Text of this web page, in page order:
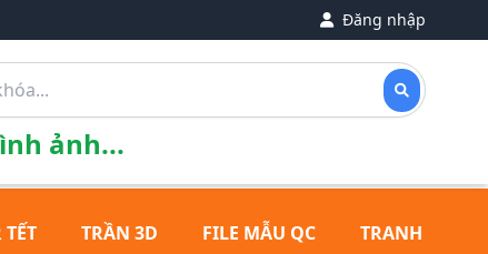
Đăng nhập
ảnh...
TRẦN 3D FILE MẪU QC TRANH ĐỒNG